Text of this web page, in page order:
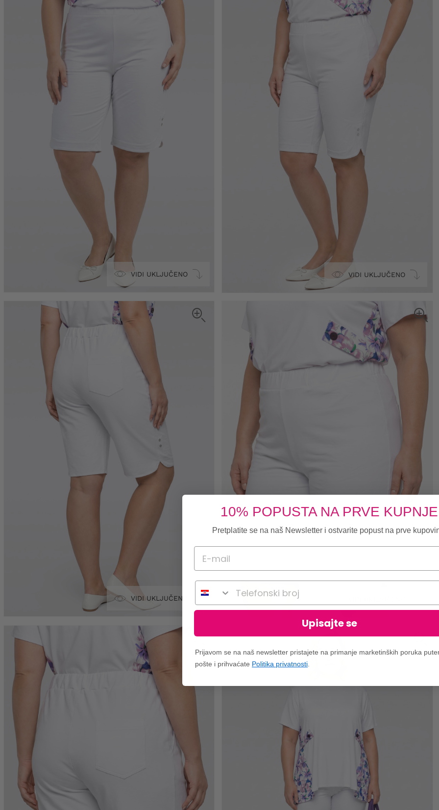
VIDI UKLJUČENO VIDI UKLJUČENO
VIDI UKLJUČENO
10% POPUSTA NA PRVE KUPNJE
Pretplatite se na naš Newsletter i ostvarite popust na prve
Telefonski broj
Upisajte se
Prijavom se na naš newsletter pristajete na primanje marketinških poruka
pošte i prihvaćate Politika privatnosti